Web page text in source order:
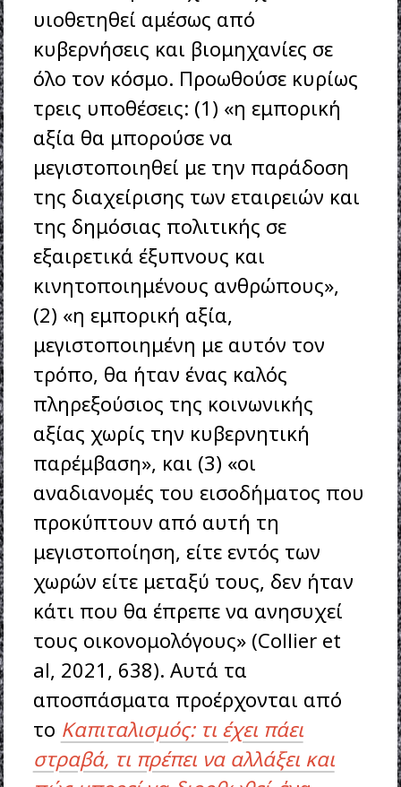
υιοθετηθεί αμέσως από
κυβερνήσεις και βιομηχανίες σε
όλο τον κόσμο. Προωθούσε κυρίως
τρεις υποθέσεις: (1) «η εμπορική
αξία θα μπορούσε να
μεγιστοποιηθεί με την παράδοση
της διαχείρισης των εταιρειών και
της δημόσιας πολιτικής σε
εξαιρετικά έξυπνους και
κινητοποιημένους ανθρώπους»,
(2) «η εμπορική αξία,
μεγιστοποιημένη με αυτόν τον
τρόπο, θα ήταν ένας καλός
πληρεξούσιος της κοινωνικής
αξίας χωρίς την κυβερνητική
παρέμβαση», και (3) «οι
αναδιανομές του εισοδήματος που
προκύπτουν από αυτή τη
μεγιστοποίηση, είτε εντός των
χωρών είτε μεταξύ τους, δεν ήταν
κάτι που θα έπρεπε να ανησυχεί
τους οικονομολόγους» (Collier et
al, 2021, 638). Αυτά τα
αποσπάσματα προέρχονται από
το Καπιταλισμός: τι έχει πάει
στραβά, τι πρέπει να αλλάξει και